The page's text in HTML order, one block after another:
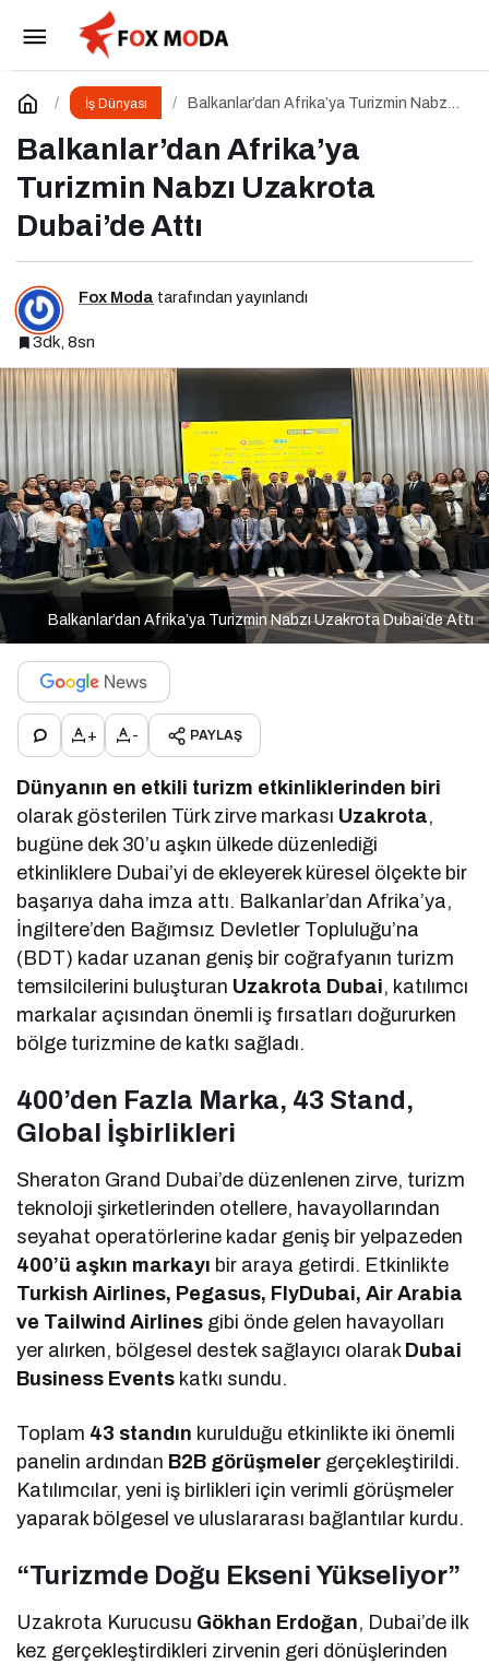
İş Dünyası
Balkanlar’dan Afrika’ya Turizmin Nabzı
Balkanlar’dan Afrika’ya
Turizmin Nabzı Uzakrota
Dubai’de Attı
Fox Moda tarafından yayınlandı
3dk, 8sn
Balkanlar’dan Afrika’ya Turizmin Nabzı Uzakrota Dubai’de Attı
+ - PAYLAŞ
Dünyanın en etkili turizm etkinliklerinden biri
olarak gösterilen Türk zirve markası Uzakrota,
bugüne dek 30’u aşkın ülkede düzenlediği
etkinliklere Dubai’yi de ekleyerek küresel ölçekte bir
başarıya daha imza attı. Balkanlar’dan Afrika’ya,
İngiltere’den Bağımsız Devletler Topluluğu’na
(BDT) kadar uzanan geniş bir coğrafyanın turizm
temsilcilerini buluşturan Uzakrota Dubai, katılımcı
markalar açısından önemli iş fırsatları doğururken
bölge turizmine de katkı sağladı.
400’den Fazla Marka, 43 Stand,
Global İşbirlikleri
Sheraton Grand Dubai’de düzenlenen zirve, turizm
teknoloji şirketlerinden otellere, havayollarından
seyahat operatörlerine kadar geniş bir yelpazeden
400’ü aşkın markayı bir araya getirdi. Etkinlikte
Turkish Airlines, Pegasus, FlyDubai, Air Arabia
ve Tailwind Airlines gibi önde gelen havayolları
yer alırken, bölgesel destek sağlayıcı olarak Dubai
Business Events katkı sundu.
Toplam 43 standın kurulduğu etkinlikte iki önemli
panelin ardından B2B görüşmeler gerçekleştirildi.
Katılımcılar, yeni iş birlikleri için verimli görüşmeler
yaparak bölgesel ve uluslararası bağlantılar kurdu.
“Turizmde Doğu Ekseni Yükseliyor”
Uzakrota Kurucusu Gökhan Erdoğan, Dubai’de ilk
kez gerçekleştirdikleri zirvenin geri dönüşlerinden
MerterModa 2025